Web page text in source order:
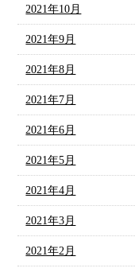
2021年10月
2021年9月
2021年8月
2021年7月
2021年6月
2021年5月
2021年4月
2021年3月
2021年2月